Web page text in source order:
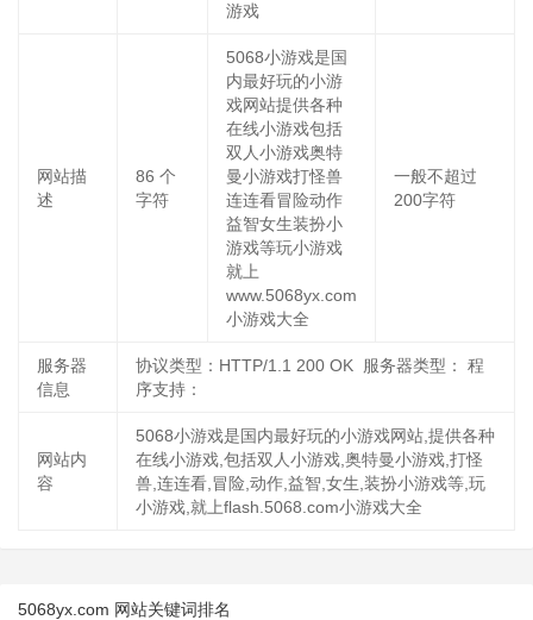
游戏
网站描
述
86 个
字符
5068小游戏是国
内最好玩的小游
戏网站提供各种
在线小游戏包括
双人小游戏奥特
曼小游戏打怪兽
连连看冒险动作
益智女生装扮小
游戏等玩小游戏
就上
www.5068yx.com
小游戏大全
一般不超过
200字符
服务器
信息
协议类型：HTTP/1.1 200 OK 服务器类型： 程
序支持：
网站内
容
5068小游戏是国内最好玩的小游戏网站,提供各种
在线小游戏,包括双人小游戏,奥特曼小游戏,打怪
兽,连连看,冒险,动作,益智,女生,装扮小游戏等,玩
小游戏,就上flash.5068.com小游戏大全
5068yx.com 网站关键词排名